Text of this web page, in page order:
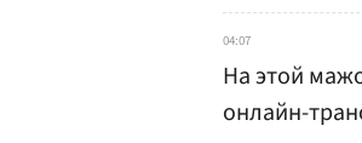
04:07
На этой
онлайн-